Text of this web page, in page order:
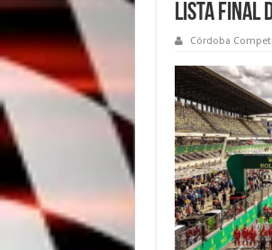
LISTA FINAL
Córdoba